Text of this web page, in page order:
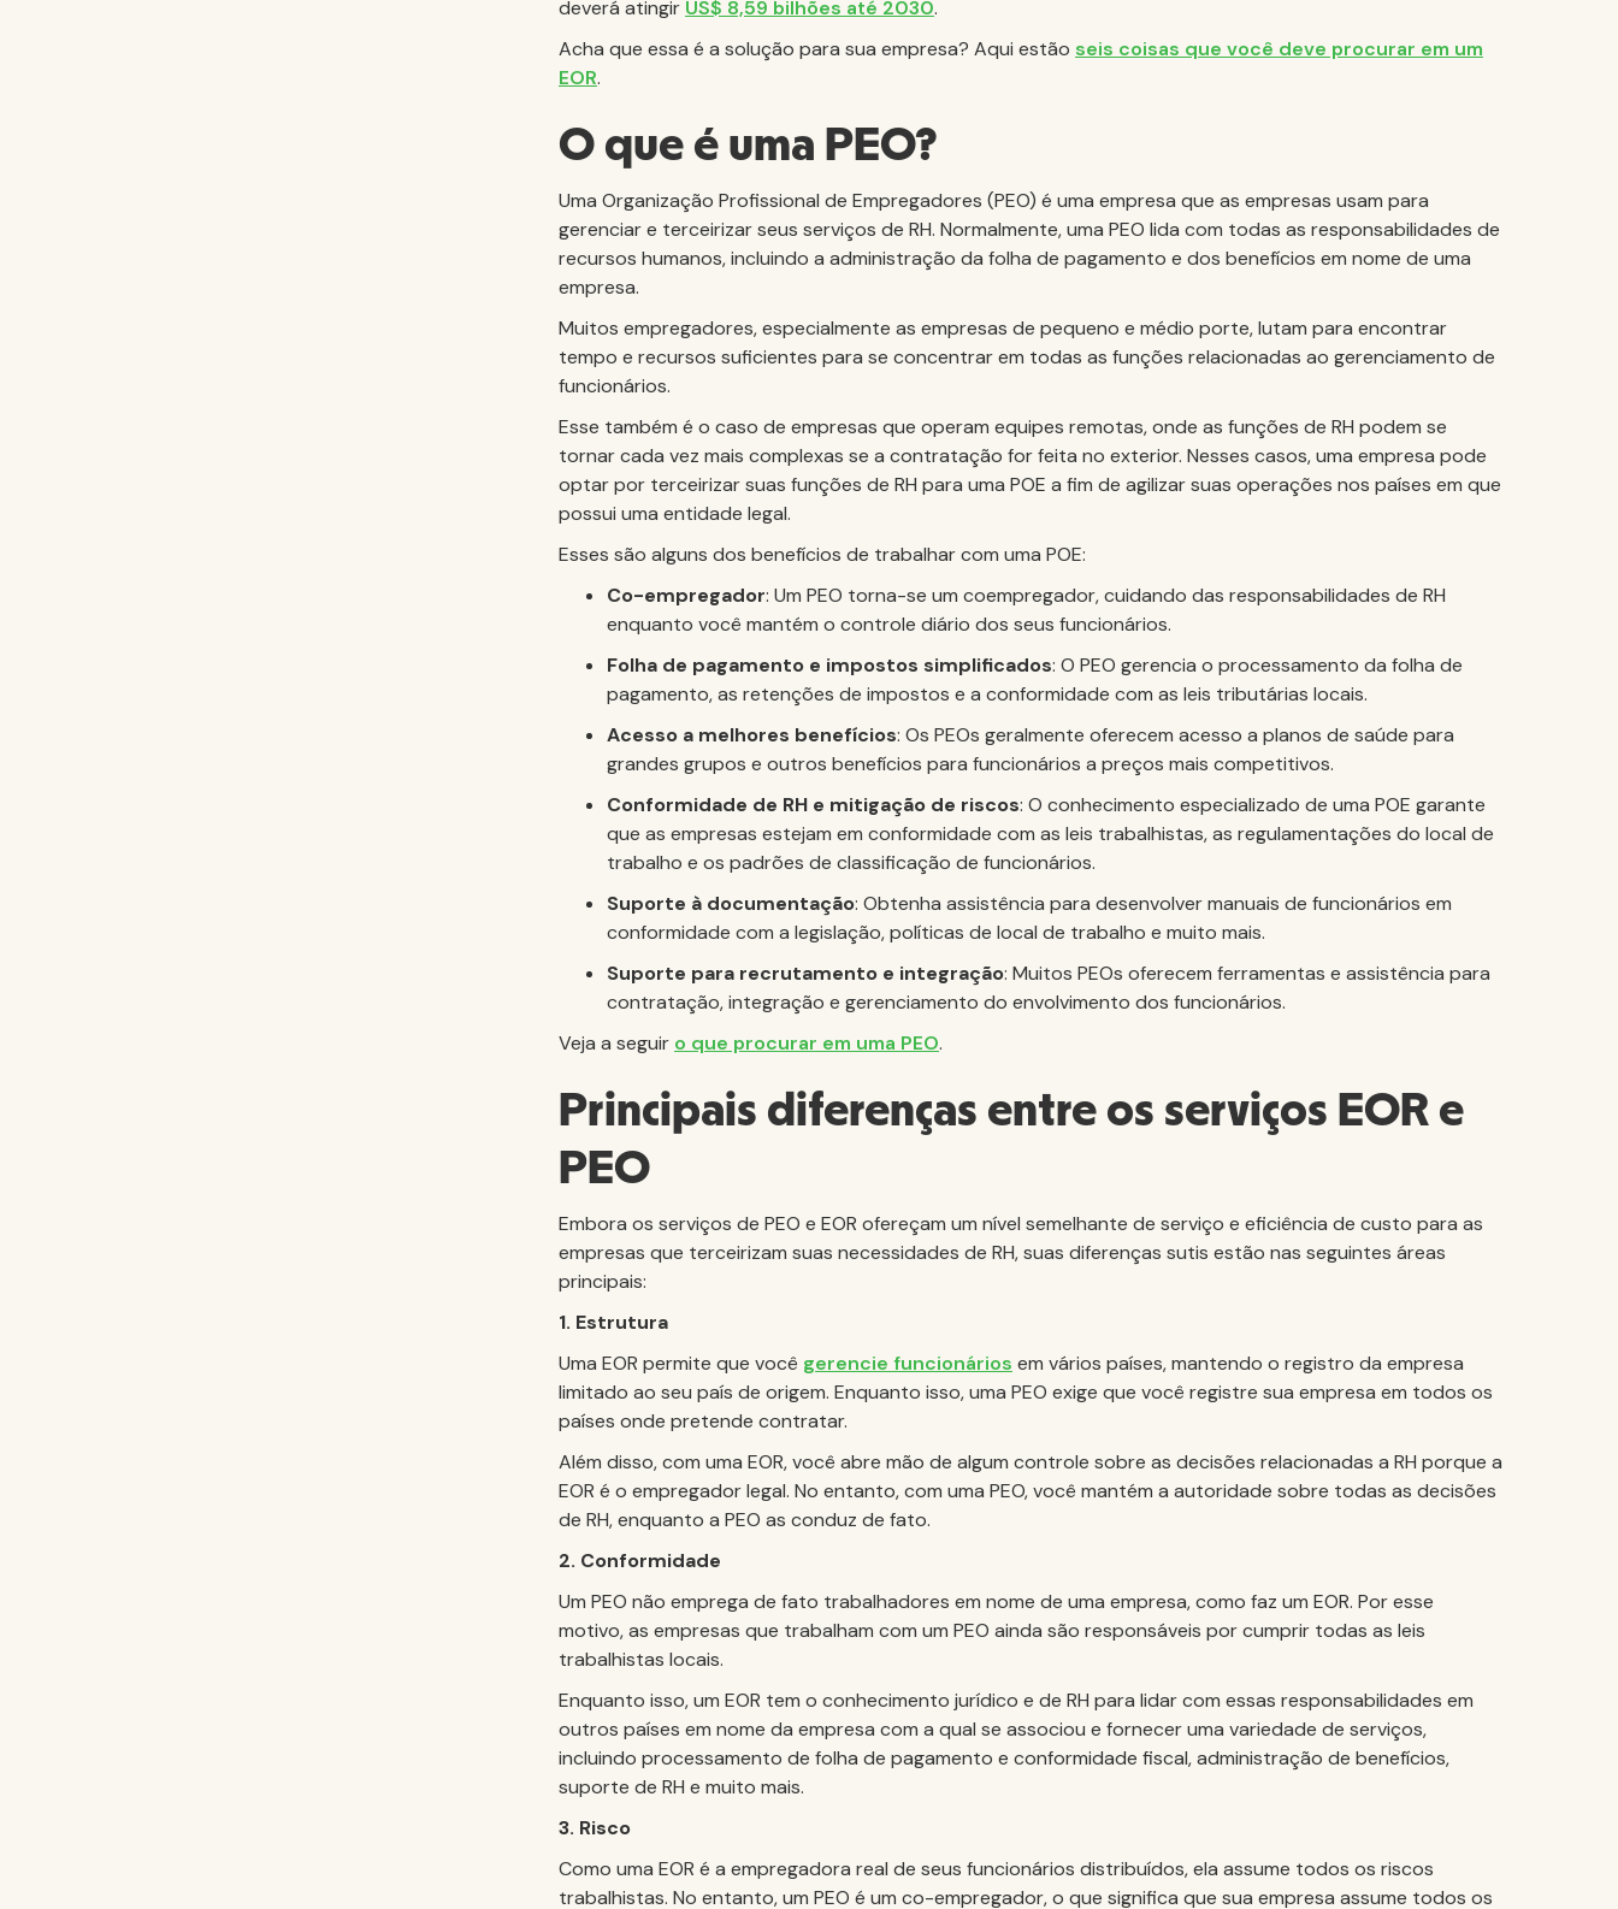
deverá atingir US$ 8,59 bilhões até 2030.
Acha que essa é a solução para sua empresa? Aqui estão seis coisas que você deve procurar em um
EOR.
O que é uma PEO?
Uma Organização Profissional de Empregadores (PEO) é uma empresa que as empresas usam para
gerenciar e terceirizar seus serviços de RH. Normalmente, uma PEO lida com todas as responsabilidades de
recursos humanos, incluindo a administração da folha de pagamento e dos benefícios em nome de uma
empresa.
Muitos empregadores, especialmente as empresas de pequeno e médio porte, lutam para encontrar
tempo e recursos suficientes para se concentrar em todas as funções relacionadas ao gerenciamento de
funcionários.
Esse também é o caso de empresas que operam equipes remotas, onde as funções de RH podem se
tornar cada vez mais complexas se a contratação for feita no exterior. Nesses casos, uma empresa pode
optar por terceirizar suas funções de RH para uma POE a fim de agilizar suas operações nos países em que
possui uma entidade legal.
Esses são alguns dos benefícios de trabalhar com uma POE:
Co-empregador: Um PEO torna-se um coempregador, cuidando das responsabilidades de RH
enquanto você mantém o controle diário dos seus funcionários.
Folha de pagamento e impostos simplificados: O PEO gerencia o processamento da folha de
pagamento, as retenções de impostos e a conformidade com as leis tributárias locais.
Acesso a melhores benefícios: Os PEOs geralmente oferecem acesso a planos de saúde para
grandes grupos e outros benefícios para funcionários a preços mais competitivos.
Conformidade de RH e mitigação de riscos: O conhecimento especializado de uma POE garante
que as empresas estejam em conformidade com as leis trabalhistas, as regulamentações do local de
trabalho e os padrões de classificação de funcionários.
Suporte à documentação: Obtenha assistência para desenvolver manuais de funcionários em
conformidade com a legislação, políticas de local de trabalho e muito mais.
Suporte para recrutamento e integração: Muitos PEOs oferecem ferramentas e assistência para
contratação, integração e gerenciamento do envolvimento dos funcionários.
Veja a seguir o que procurar em uma PEO.
Principais diferenças entre os serviços EOR e
PEO
Embora os serviços de PEO e EOR ofereçam um nível semelhante de serviço e eficiência de custo para as
empresas que terceirizam suas necessidades de RH, suas diferenças sutis estão nas seguintes áreas
principais:
1. Estrutura
Uma EOR permite que você gerencie funcionários em vários países, mantendo o registro da empresa
limitado ao seu país de origem. Enquanto isso, uma PEO exige que você registre sua empresa em todos os
países onde pretende contratar.
Além disso, com uma EOR, você abre mão de algum controle sobre as decisões relacionadas a RH porque a
EOR é o empregador legal. No entanto, com uma PEO, você mantém a autoridade sobre todas as decisões
de RH, enquanto a PEO as conduz de fato.
2. Conformidade
Um PEO não emprega de fato trabalhadores em nome de uma empresa, como faz um EOR. Por esse
motivo, as empresas que trabalham com um PEO ainda são responsáveis por cumprir todas as leis
trabalhistas locais.
Enquanto isso, um EOR tem o conhecimento jurídico e de RH para lidar com essas responsabilidades em
outros países em nome da empresa com a qual se associou e fornecer uma variedade de serviços,
incluindo processamento de folha de pagamento e conformidade fiscal, administração de benefícios,
suporte de RH e muito mais.
3. Risco
Como uma EOR é a empregadora real de seus funcionários distribuídos, ela assume todos os riscos
trabalhistas. No entanto, um PEO é um co-empregador, o que significa que sua empresa assume todos os